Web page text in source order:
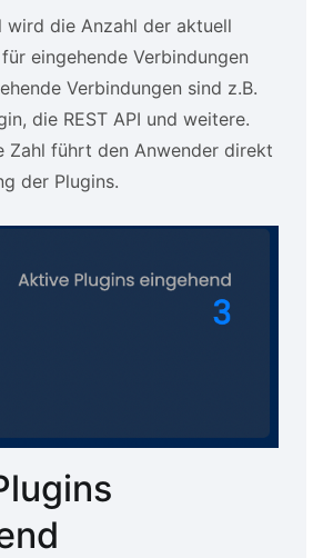
wird die Anzahl der aktuell
eingehende Verbindungen
Verbindungen sind z.B.
die REST API und weitere.
Zahl führt den Anwender direkt
der Plugins.